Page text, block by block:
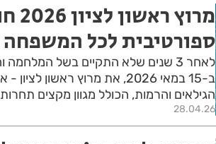
ספורטיבית לכל המשפחה
לאחר 3 שנים שלא התקיים בשל
ב-15 במאי 2026, את מרוץ
הגילאים והרמות, הכולל מגוון מקצים
28.04.26